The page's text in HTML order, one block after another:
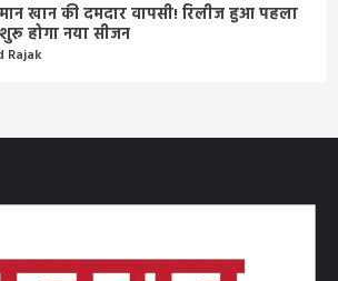
खान की दमदार वापसी! रिलीज हुआ पहला
होगा नया सीजन
Rajak